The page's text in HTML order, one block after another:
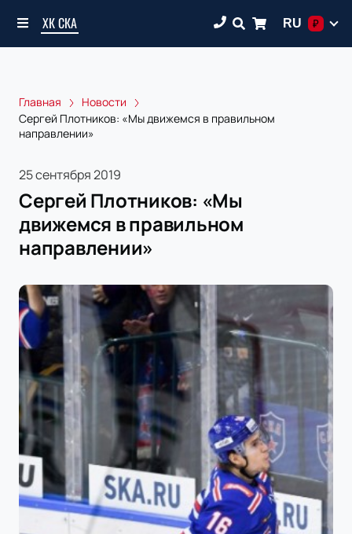
ХК СКА RU ₽
Главная
Новости
Сергей Плотников: «Мы движемся в правильном
направлении»
25 сентября 2019
Сергей Плотников: «Мы
движемся в правильном
направлении»